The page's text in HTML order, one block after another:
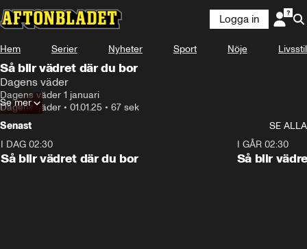
Logga in
Hem Serier Nyheter Sport Nöje Livsstil
Så blir vädret där du bor
Dagens väder
Dagens väder 1 januari
Dagens väder • 01.01.25 • 67 sek
Se mer
Senast
SE ALLA
I DAG 02:30
Så blir vädret där du bor
I GÅR 02:30
Så blir